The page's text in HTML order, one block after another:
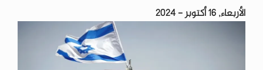
الأربعاء, 16 أكتوبر - 2024